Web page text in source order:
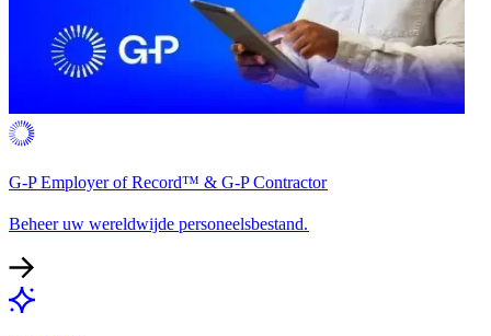
G-P Employer of Record™ & G-P Contractor​​
Beheer uw wereldwijde personeelsbestand.​​